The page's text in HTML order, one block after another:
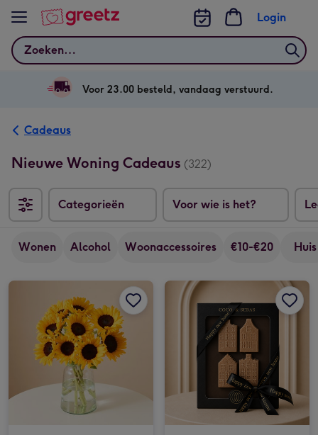
Bekijk meer
Zoeken
Login
Voor 23.00 besteld, vandaag verstuurd.
Cadeaus
Nieuwe Woning Cadeaus (322)
Categorieën Voor wie is het?
Wonen Alcohol Woonaccessoires €10-€20 Huis
Boeket Zonnebloemen afbeelding 2